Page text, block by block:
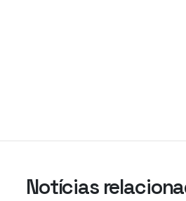
Notícias